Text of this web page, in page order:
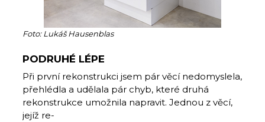
Foto: Lukáš Hausenblas
PODRUHÉ LÉPE
Při první rekonstrukci jsem pár věcí nedomyslela,
přehlédla a udělala pár chyb, které druhá
rekonstrukce umož­nila napravit. Jednou z věcí,
jejíž re-­